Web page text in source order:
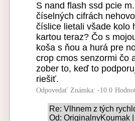
S nand flash ssd pcie
číselných cifrách
číslice lietali všade kolo
kartou teraz? Čo s
koša s ňou a hurá pre
crop cmos senzormi čo
zober to, keď to
riešiť.
Odpovedať Známka: -10.0
Re: Vlhnem z tých
Od: OriginalnyKoumak